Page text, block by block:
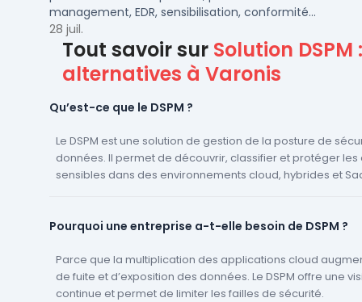
management, EDR, sensibilisation, conformité
NIS2 et plan de continuité.
28 juil.
Tout savoir sur Solution DSPM :
alternatives à Varonis
Qu’est-ce que le DSPM ?
Le DSPM est une solution de gestion de la posture de
données. Il permet de découvrir, classifier et protéger les
sensibles dans des environnements cloud, hybrides et
Pourquoi une entreprise a-t-elle besoin de DSPM ?
Parce que la multiplication des applications cloud
de fuite et d’exposition des données. Le DSPM offre une
continue et permet de limiter les failles de sécurité.